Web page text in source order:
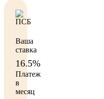
Ваша
ставка
16.5%
Платеж
в
месяц